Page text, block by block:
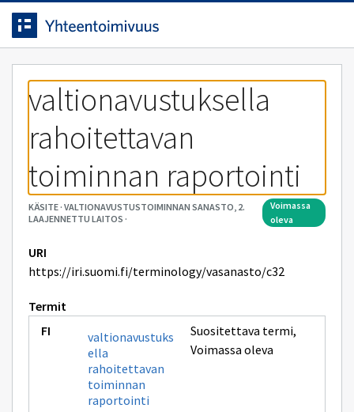
Siirrytty
sivulle
Siirry suoraan sisältöön.
valtionavustuksella
rahoitettavan
toiminnan raportointi
KÄSITE· VALTIONAVUSTUSTOIMINNAN SANASTO, 2.
LAAJENNETTU LAITOS ·
voimassa
oleva
URI
https://iri.suomi.fi/terminology/vasanasto/c32
Termit
valtionavustuks
ella
rahoitettavan
toiminnan
raportointi
Suositettava termi,
Voimassa oleva